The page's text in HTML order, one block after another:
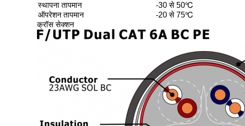
स्थापना तापमान
-30 से 50℃
ऑपरेशन तापमान
-20 से 75℃
क्रॉस सेक्शन